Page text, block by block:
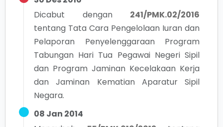
Dicabut dengan
241/PMK.02/2016
tentang Tata Cara Pengelolaan Iuran dan
Pelaporan Penyelenggaraan Program
Tabungan Hari Tua Pegawai Negeri Sipil
dan Program Jaminan Kecelakaan Kerja
dan Jaminan Kematian Aparatur Sipil
Negara.
08 Jan 2014